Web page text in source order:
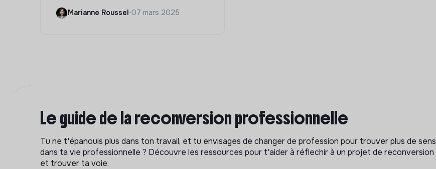
Marianne Roussel•07 mars 2025
Le guide de la reconversion professionnelle
Tu ne t'épanouis plus dans ton travail, et tu envisages de changer de profession pour trouver plus de sens
dans ta vie professionnelle ? Découvre les ressources pour t'aider à réflechir à un projet de reconversion
et trouver ta voie.